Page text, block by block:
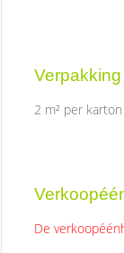
Verpakking
2 m² per
De